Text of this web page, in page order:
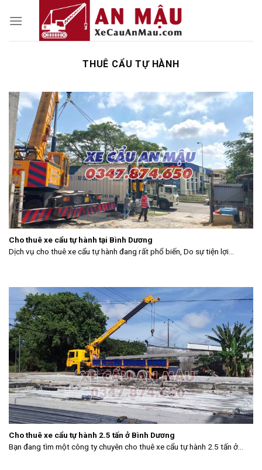
THUÊ CẨU TỰ HÀNH
Cho thuê xe cẩu tự hành tại Bình Dương
Dịch vụ cho thuê xe cẩu tự hành đang rất phổ biến, Do sự tiện lợi...
Cho thuê xe cẩu tự hành 2.5 tấn ở Bình Dương
Bạn đang tìm một công ty chuyên cho thuê xe cẩu tự hành 2.5 tấn ở...